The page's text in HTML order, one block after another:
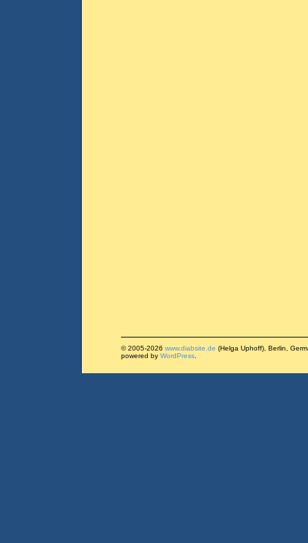
© 2005-2026 www.diabsite.de (Helga Uphoff), Berlin,
powered by WordPress.